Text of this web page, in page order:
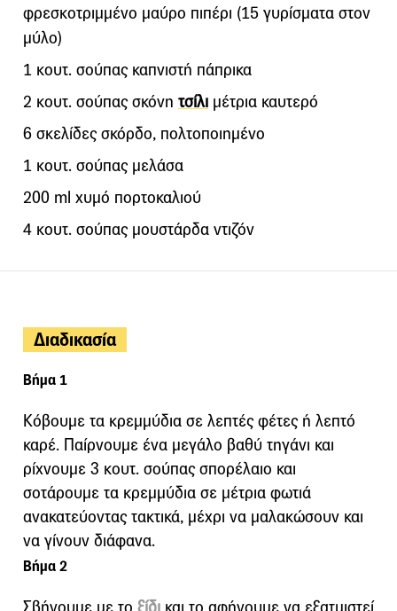
φρεσκοτριμμένο μαύρο πιπέρι (15 γυρίσματα στον
μύλο)
1 κουτ. σούπας καπνιστή πάπρικα
2 κουτ. σούπας σκόνη τσίλι μέτρια καυτερό
6 σκελίδες σκόρδο, πολτοποιημένο
1 κουτ. σούπας μελάσα
200 ml χυμό πορτοκαλιού
4 κουτ. σούπας μουστάρδα ντιζόν
Διαδικασία
Βήμα 1
Κόβουμε τα κρεμμύδια σε λεπτές φέτες ή λεπτό
καρέ. Παίρνουμε ένα μεγάλο βαθύ τηγάνι και
ρίχνουμε 3 κουτ. σούπας σπορέλαιο και
σοτάρουμε τα κρεμμύδια σε μέτρια φωτιά
ανακατεύοντας τακτικά, μέχρι να μαλακώσουν και
να γίνουν διάφανα.
Βήμα 2
Σβήνουμε με το ξίδι και το αφήνουμε να εξατμιστεί